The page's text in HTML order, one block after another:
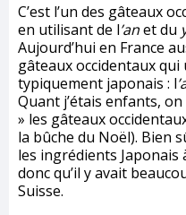
C’est l’un des gâteaux
en utilisant de l’anet du
Aujourd’hui en France
gâteaux occidentaux
typiquement japonais : l
Quant j’étais enfants,
» les gâteaux
la bûche du Noël). Bien
les ingrédients Japonais
donc qu’il y avait
Suisse.